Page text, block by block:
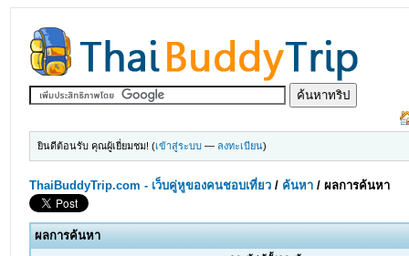
ยินดีต้อนรับ คุณผู้เยี่ยมชม! (เข้าสู่ระบบ — ลงทะเบียน)
ThaiBuddyTrip.com - เว็บคู่หูของคนชอบเที่ยว / ค้นหา /ผลการค้นหา
ผลการค้นหา